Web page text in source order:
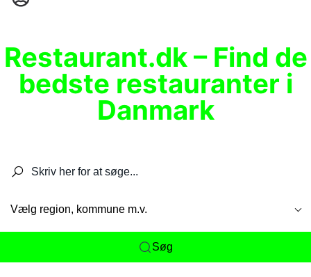
Restaurant.dk – Find de
bedste restauranter i
Danmark
Vælg region, kommune m.v.
Søg